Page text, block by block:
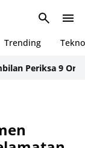
Trending Tekno
Periksa 9 Orang